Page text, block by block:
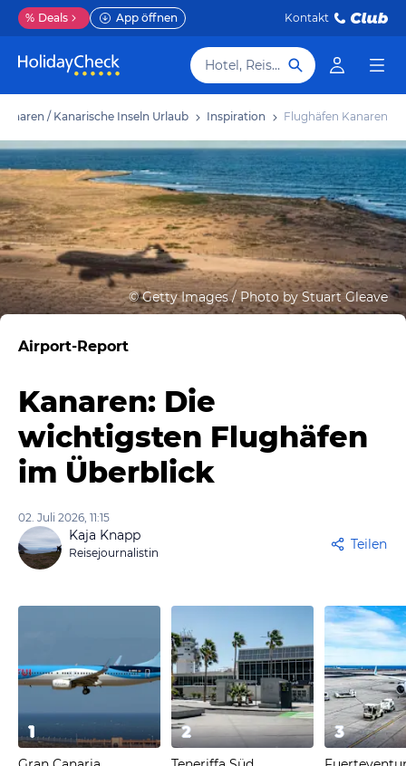
% Deals App öffnen Kontakt
Hotel, Reiseziel
/ Kanarische Inseln Urlaub Inspiration Flughäfen Kanaren
©Getty Images / Photo by Stuart Gleave
Airport-Report
Kanaren: Die
wichtigsten Flughäfen
im Überblick
02. Juli 2026, 11:15
Kaja Knapp
Reisejournalistin
Teilen
1 2 3